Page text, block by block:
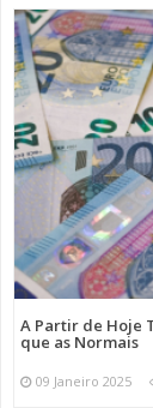
A Partir de Hoje
que as Normais
09 Janeiro 2025